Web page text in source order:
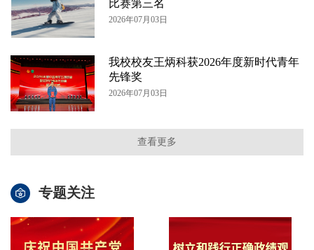
比赛第三名
2026年07月03日
我校校友王炳科获2026年度新时代青年
先锋奖
2026年07月03日
查看更多
专题关注